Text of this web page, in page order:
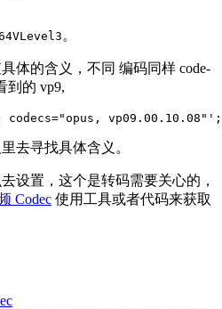
。
体的含义，不同 编码同样 code-
到的 vp9,
去寻找具体含义。
设置，这个是转码需要关心的，
Codec 使用工具或者代码来获取